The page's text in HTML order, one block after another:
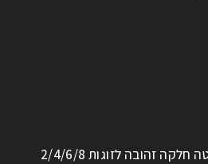
טבעת נירוסטה חלקה זהובה לזוגות 2/4/6/8